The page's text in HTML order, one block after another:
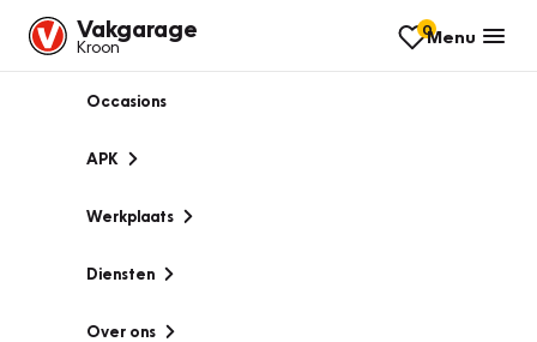
Vakgarage
Kroon
0Menu
Occasions
APK
Werkplaats
Diensten
Over ons